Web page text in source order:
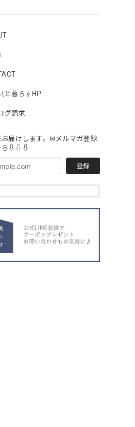
と暮らすHP
グ請求
届けします。✉メルマガ登録
ら⇩⇩⇩
登録